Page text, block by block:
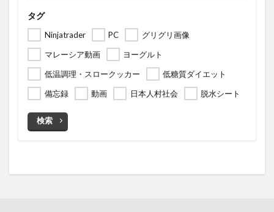
タグ
Ninjatrader PC
グリグリ画像
マレーシア動画
ヨーグルト
低温調理・スロークッカー
低糖質ダイエット
備忘録
動画 日本人村社会 脱水シート
検索